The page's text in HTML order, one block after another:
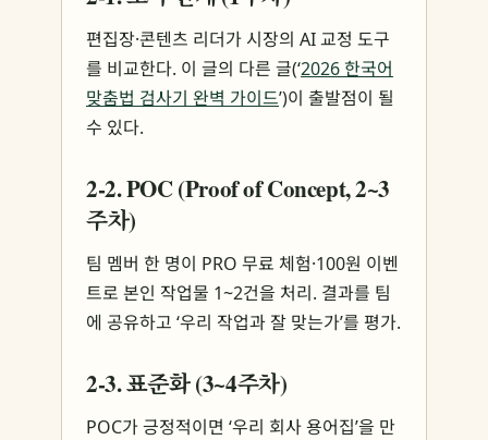
편집장·콘텐츠 리더가 시장의 AI 교정 도구
를 비교한다. 이 글의 다른 글(‘2026 한국어
맞춤법 검사기 완벽 가이드’)이 출발점이 될
수 있다.
2-2. POC (Proof of Concept, 2~3
주차)
팀 멤버 한 명이 PRO 무료 체험·100원 이벤
트로 본인 작업물 1~2건을 처리. 결과를 팀
에 공유하고 ‘우리 작업과 잘 맞는가’를 평가.
2-3. 표준화 (3~4주차)
POC가 긍정적이면 ‘우리 회사 용어집’을 만